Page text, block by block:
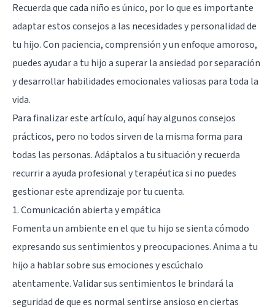
Recuerda que cada niño es único, por lo que es importante
adaptar estos consejos a las necesidades y personalidad de
tu hijo. Con paciencia, comprensión y un enfoque amoroso,
puedes ayudar a tu hijo a superar la ansiedad por separación
y desarrollar habilidades emocionales valiosas para toda la
vida.
Para finalizar este artículo, aquí hay algunos consejos
prácticos, pero no todos sirven de la misma forma para
todas las personas. Adáptalos a tu situación y recuerda
recurrir a ayuda profesional y terapéutica si no puedes
gestionar este aprendizaje por tu cuenta.
1. Comunicación abierta y empática
Fomenta un ambiente en el que tu hijo se sienta cómodo
expresando sus sentimientos y preocupaciones. Anima a tu
hijo a hablar sobre sus emociones y escúchalo
atentamente. Validar sus sentimientos le brindará la
seguridad de que es normal sentirse ansioso en ciertas